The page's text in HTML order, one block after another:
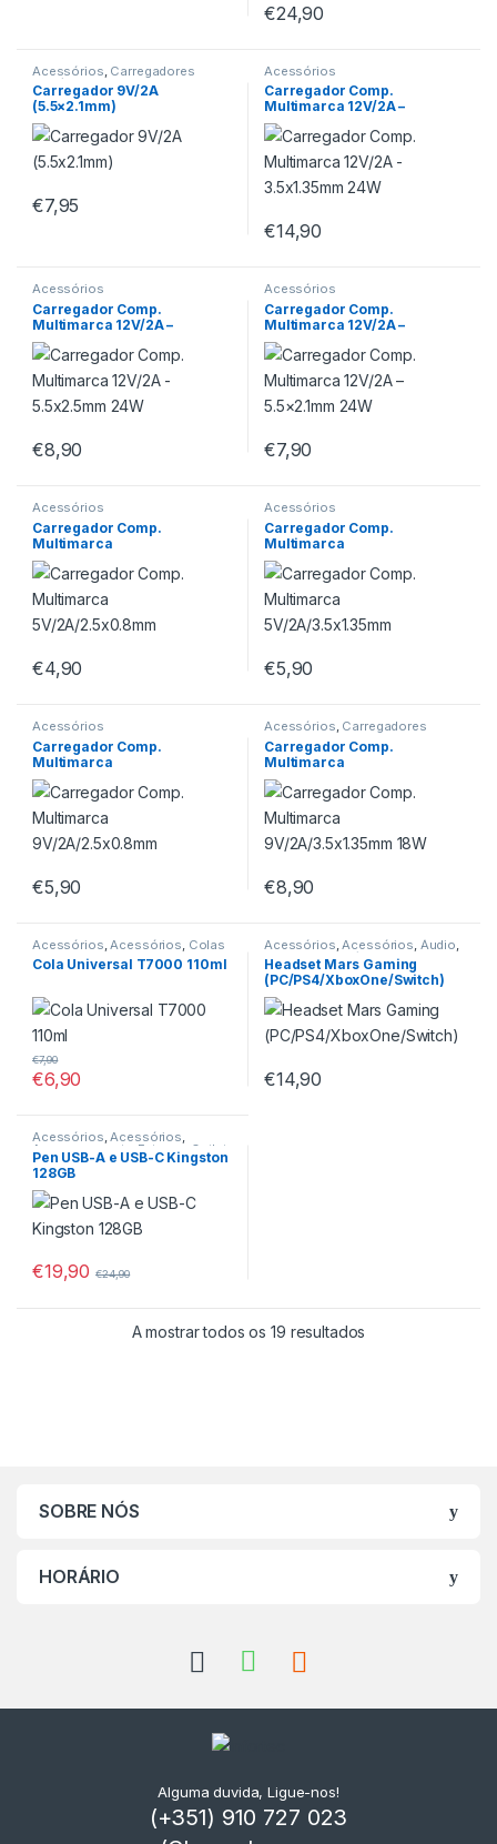
€24,90
Acessórios Carregadores
Portátil
Carregador 9V/2A
(5.5×2.1mm)
€7,95
Acessórios
Carregador Comp.
Multimarca 12V/2A –
3.5×1.35mm 24W
€14,90
Acessórios
Carregador Comp.
Multimarca 12V/2A –
5.5×2.5mm 24W
€8,90
Acessórios
Carregador Comp.
Multimarca 12V/2A –
5.5×2.1mm 24W
€7,90
Acessórios
Carregador Comp.
Multimarca
5V/2A/2.5×0.8mm
€4,90
Acessórios
Carregador Comp.
Multimarca
5V/2A/3.5×1.35mm
€5,90
Acessórios
Carregador Comp.
Multimarca
9V/2A/2.5×0.8mm
€5,90
Acessórios, Carregadores
Parede
Carregador Comp.
Multimarca
9V/2A/3.5×1.35mm 18W
€8,90
Acessórios Acessórios Colas
e Adesivos , Outlet
Cola Universal T7000 110ml
€6,90
€7,90
Acessórios Acessórios Áudio
Auscultadores/Headsets
Headsets e Headphones,
PC Áudio,Tecnologia Infantil
Headset Mars Gaming
(PC/PS4/XboxOne/Switch)
€14,90
Acessórios,Acessórios,
Armazenamento Externo Outlet
Pen Drives
Pen USB-A e USB-C Kingston
128GB
€19,90 €24,90
A mostrar todos os 19 resultados
SOBRE NÓS
HORÁRIO
Alguma duvida, Ligue-nos!
(+351) 910 727 023